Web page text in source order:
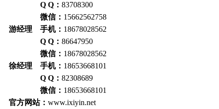
Q Q： 83708300
微信： 15662562758
游经理 手机： 18678028562
Q Q： 86647950
微信： 18678028562
徐经理 手机： 18653668101
Q Q： 82308689
微信： 18653668101
官方网站： www.ixiyin.net